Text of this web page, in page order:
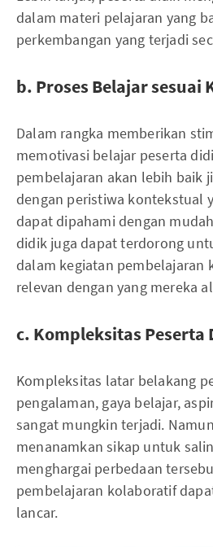
dalam materi pelajaran yang
perkembangan yang terjadi
b. Proses Belajar sesuai
Dalam rangka memberikan
memotivasi belajar peserta
pembelajaran akan lebih baik
dengan peristiwa kontekstual
dapat dipahami dengan
didik juga dapat terdorong
dalam kegiatan pembelajaran
relevan dengan yang mereka
c. Kompleksitas Peserta
Kompleksitas latar belakang
pengalaman, gaya belajar,
sangat mungkin terjadi.
menanamkan sikap untuk
menghargai perbedaan
pembelajaran kolaboratif
lancar.